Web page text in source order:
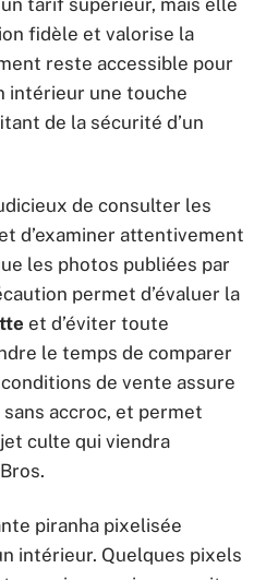
fidèle et valorise la
reste accessible pour
intérieur une touche
de la sécurité d’un
de consulter les
d’examiner attentivement
les photos publiées par
permet d’évaluer la
et d’éviter toute
le temps de comparer
de vente assure
sans accroc, et permet
culte qui viendra
piranha pixelisée
intérieur. Quelques pixels